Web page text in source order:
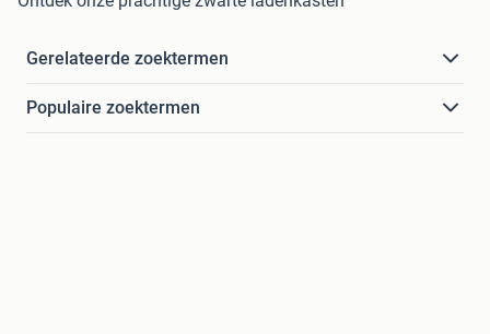
Gerelateerde zoektermen
Populaire zoektermen